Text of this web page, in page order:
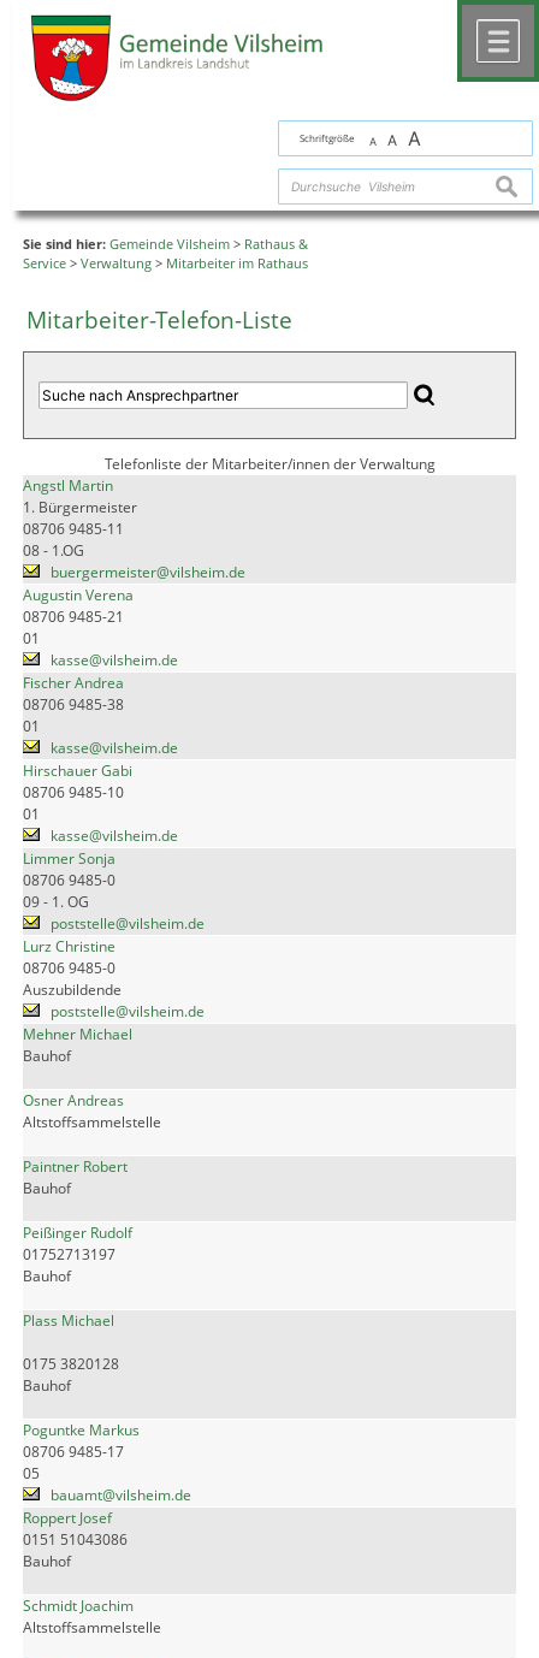
Schriftgröße A A A
Sie sind hier: Gemeinde Vilsheim > Rathaus &
Service > Verwaltung > Mitarbeiter im Rathaus
Mitarbeiter-Telefon-Liste
Telefonliste der Mitarbeiter/innen der Verwaltung
Angstl Martin
1. Bürgermeister
08706 9485-11
08 - 1.OG
buergermeister@vilsheim.de
Augustin Verena
08706 9485-21
01
kasse@vilsheim.de
Fischer Andrea
08706 9485-38
01
kasse@vilsheim.de
Hirschauer Gabi
08706 9485-10
01
kasse@vilsheim.de
Limmer Sonja
08706 9485-0
09 - 1. OG
poststelle@vilsheim.de
Lurz Christine
08706 9485-0
Auszubildende
poststelle@vilsheim.de
Mehner Michael
Bauhof
Osner Andreas
Altstoffsammelstelle
Paintner Robert
Bauhof
Peißinger Rudolf
01752713197
Bauhof
Plass Michael
0175 3820128
Bauhof
Poguntke Markus
08706 9485-17
05
bauamt@vilsheim.de
Roppert Josef
0151 51043086
Bauhof
Schmidt Joachim
Altstoffsammelstelle